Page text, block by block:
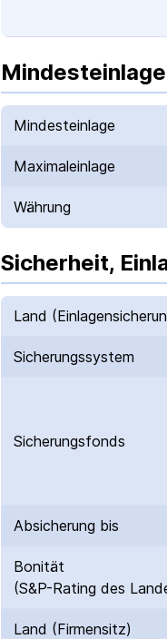
Mindesteinlage
Maximaleinlage
Währung
Sicherheit,
Land
Sicherungs­system
Sicherungs­fonds
Absicherung bis
Bonität
(S&P-Rating des
Land (Firmensitz)